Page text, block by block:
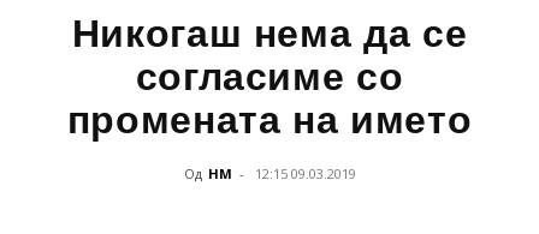
Никогаш нема да се
согласиме со
промената на името
Од НМ - 12:15 09.03.2019